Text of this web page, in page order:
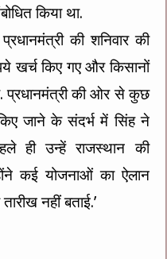
किया था.
की शनिवार की
खर्च किए गए और किसानों
प्रधानमंत्री की ओर से कुछ
जाने के संदर्भ में सिंह ने
ही उन्हें राजस्थान की
कई योजनाओं का ऐलान
नहीं बताई.’